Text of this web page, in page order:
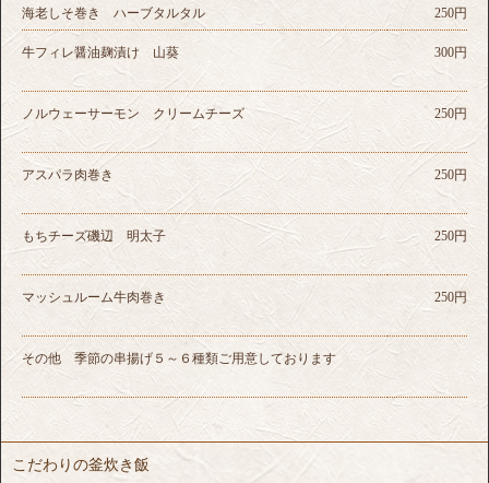
海老しそ巻き ハーブタルタル
250円
牛フィレ醤油麹漬け 山葵 300円
ノルウェーサーモン クリームチーズ 250円
アスパラ肉巻き 250円
もちチーズ磯辺 明太子 250円
マッシュルーム牛肉巻き 250円
その他 季節の串揚げ５～６種類ご用意しております
こだわりの釜炊き飯